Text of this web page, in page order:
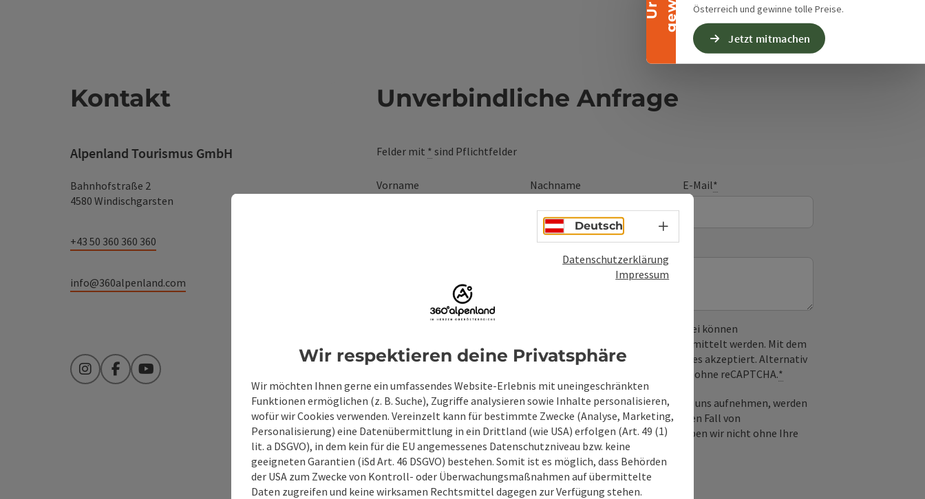
Österreich und gewinne tolle Preise.
Jetzt mitmachen
Kontakt
Alpenland Tourismus GmbH
Bahnhofstraße 2
4580 Windischgarsten
+43 50 360 360 360
info@360alpenland.com
InstagramFacebookYouTube
Unverbindliche Anfrage
Felder mit * sind Pflichtfelder
Vorname Nachname E-Mail*
Zum Schutz vor Spam wird Google reCAPTCHA verwendet. Dabei können
personenbezogene Daten (z. B. die IP-Adresse) an Google übermittelt werden. Mit dem
Absenden des Formulars werden die dafür erforderlichen Cookies akzeptiert. Alternativ
ist eine Kontaktaufnahme jederzeit per E-Mail möglich – ganz ohne reCAPTCHA.*
Wenn Sie per Formular auf der Website oder per E-Mail Kontakt mit uns aufnehmen, werden
Ihre angegebenen Daten zwecks Bearbeitung der Anfrage und für den Fall von
Anschlussfragen sechs Monate bei uns gespeichert. Diese Daten geben wir nicht ohne Ihre
Einwilligung weiter.
zur Datenschutzerklärung
Deutsch Sprachwahl - Menü öffnen
Datenschutzerklärung
Impressum
Wir respektieren deine Privatsphäre
Wir möchten Ihnen gerne ein umfassendes Website-Erlebnis mit uneingeschränkten
Funktionen ermöglichen (z. B. Suche), Zugriffe analysieren sowie Inhalte personalisieren,
wofür wir Cookies verwenden. Vereinzelt kann für bestimmte Zwecke (Analyse, Marketing,
Personalisierung) eine Datenübermittlung in ein Drittland (wie USA) erfolgen (Art. 49 (1)
lit. a DSGVO), in dem kein für die EU angemessenes Datenschutzniveau bzw. keine
geeigneten Garantien (iSd Art. 46 DSGVO) bestehen. Somit ist es möglich, dass Behörden
der USA zum Zwecke von Kontroll- oder Überwachungsmaßnahmen auf übermittelte
Daten zugreifen und keine wirksamen Rechtsmittel dagegen zur Verfügung stehen.